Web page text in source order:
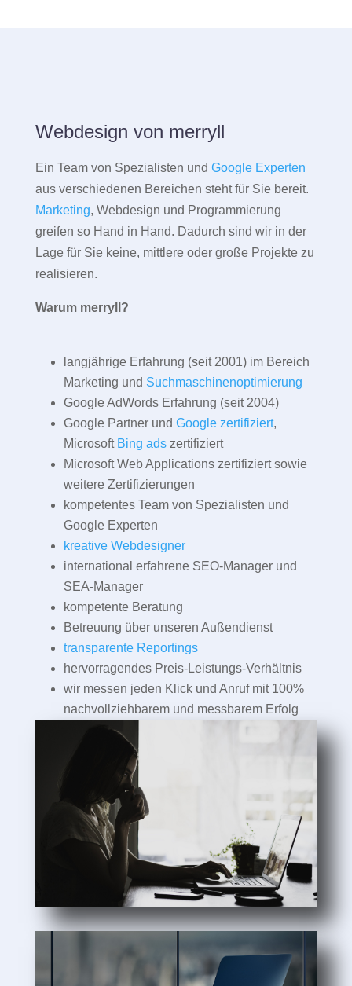
Webdesign von merryll
Ein Team von Spezialisten und Google Experten
aus verschiedenen Bereichen steht für Sie bereit.
Marketing, Webdesign und Programmierung
greifen so Hand in Hand. Dadurch sind wir in der
Lage für Sie keine, mittlere oder große Projekte zu
realisieren.
Warum merryll?
langjährige Erfahrung (seit 2001) im Bereich
Marketing und Suchmaschinenoptimierung
Google AdWords Erfahrung (seit 2004)
Google Partner und Google zertifiziert,
Microsoft Bing adszertifiziert
Microsoft Web Applications zertifiziert sowie
weitere Zertifizierungen
kompetentes Team von Spezialisten und
Google Experten
kreative Webdesigner
international erfahrene SEO-Manager und
SEA-Manager
kompetente Beratung
Betreuung über unseren Außendienst
transparente Reportings
hervorragendes Preis-Leistungs-Verhältnis
wir messen jeden Klick und Anruf mit 100%
nachvollziehbarem und messbarem Erfolg